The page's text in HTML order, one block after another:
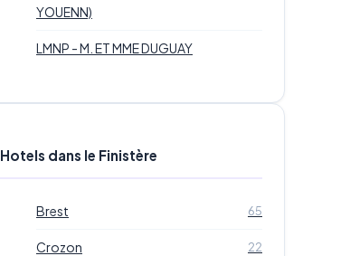
YOUENN)
LMNP - M. ET MME DUGUAY
Hotels dans le Finistère
Brest 65
Crozon 22